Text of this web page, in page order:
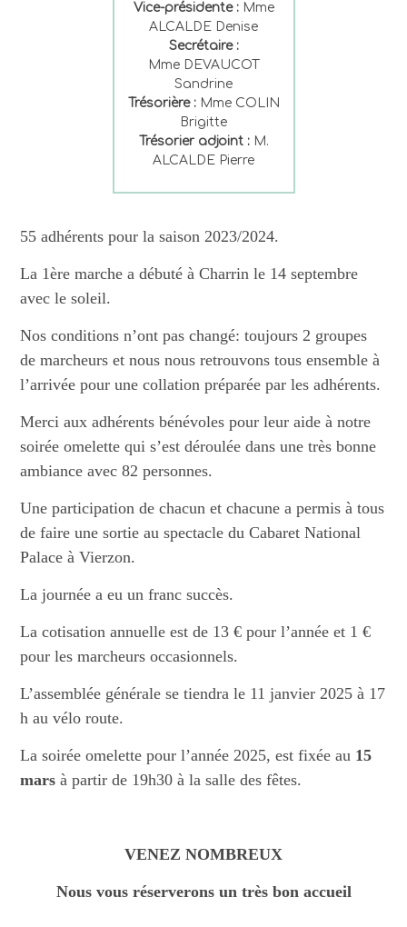
Vice-présidente :Mme
ALCALDE Denise
Secrétaire :
Mme DEVAUCOT
Sandrine
Trésorière :Mme COLIN
Brigitte
Trésorier adjoint :M.
ALCALDE Pierre
55 adhérents pour la saison 2023/2024.
La 1ère marche a débuté à Charrin le 14 septembre
avec le soleil.
Nos conditions n’ont pas changé: toujours 2 groupes
de marcheurs et nous nous retrouvons tous ensemble à
l’arrivée pour une collation préparée par les adhérents.
Merci aux adhérents bénévoles pour leur aide à notre
soirée omelette qui s’est déroulée dans une très bonne
ambiance avec 82 personnes.
Une participation de chacun et chacune a permis à tous
de faire une sortie au spectacle du Cabaret National
Palace à Vierzon.
La journée a eu un franc succès.
La cotisation annuelle est de 13 € pour l’année et 1 €
pour les marcheurs occasionnels.
L’assemblée générale se tiendra le 11 janvier 2025 à 17
h au vélo route.
La soirée omelette pour l’année 2025, est fixée au 15
marsà partir de 19h30 à la salle des fêtes.
VENEZ NOMBREUX
Nous vous réserverons un très bon accueil